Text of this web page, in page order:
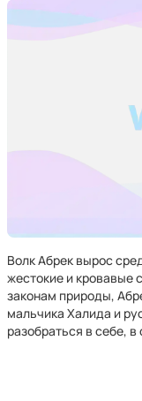
Волк Абрек вырос
жестокие и кровавые
законам природы,
мальчика Халида и
разобраться в себе,